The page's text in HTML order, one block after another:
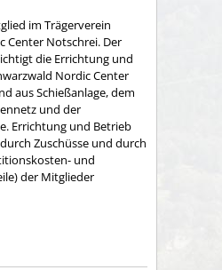
im Trägerverein
Center Notschrei. Der
die Errichtung und
Nordic Center
aus Schießanlage, dem
und der
Errichtung und Betrieb
Zuschüsse und durch
und
der Mitglieder